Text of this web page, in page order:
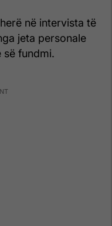
në intervista të
jeta personale
së fundmi.